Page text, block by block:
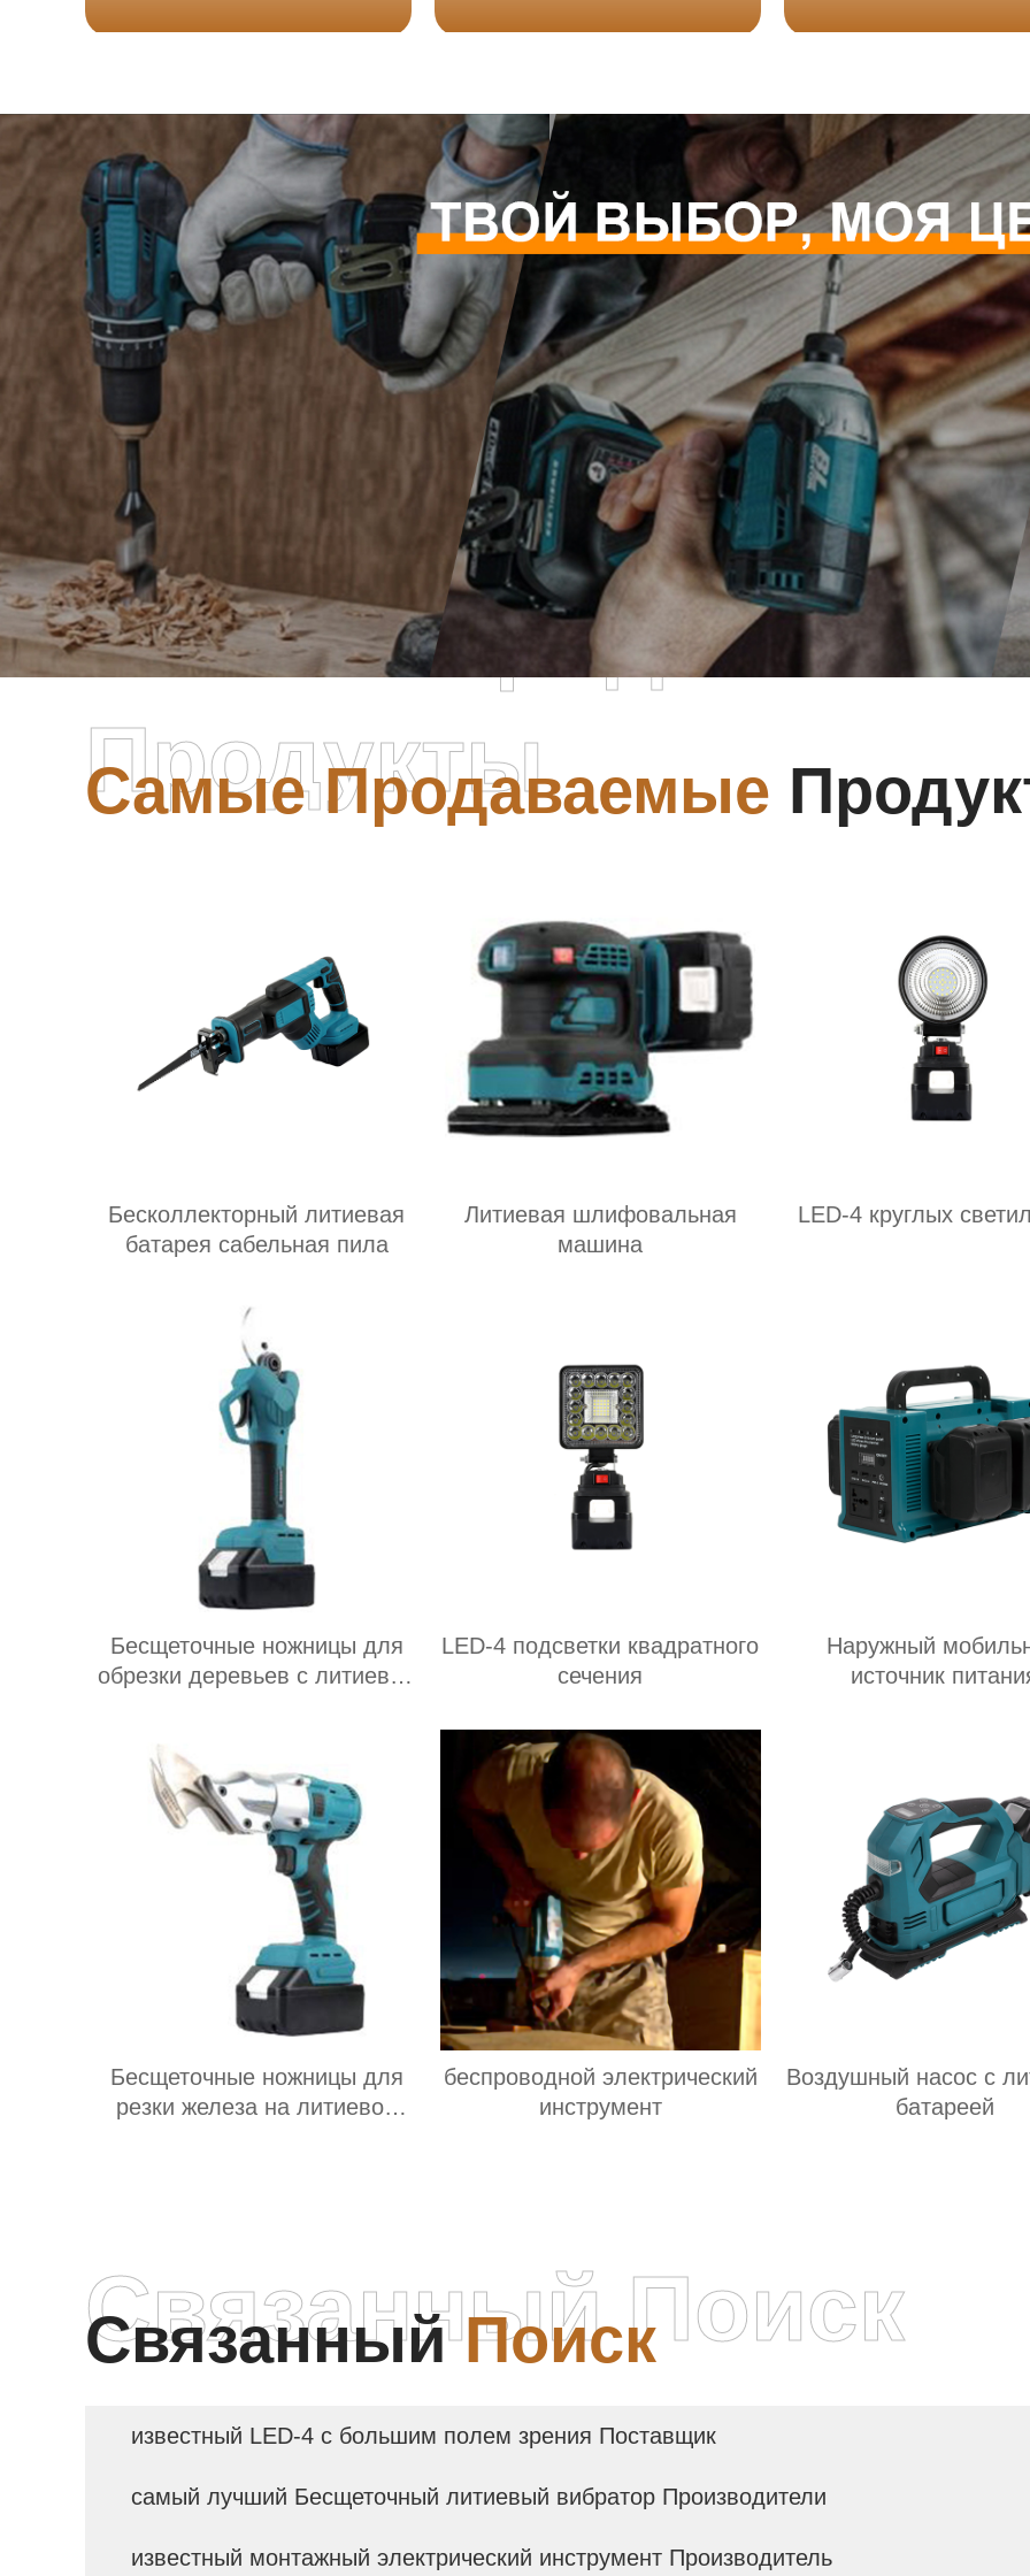
Самые Продаваемые
Самые
Продукты
Бесколлекторный литиевая
батарея сабельная пила
Литиевая шлифовальная
машина
LED-4 круглых
Бесщеточные ножницы для
обрезки деревьев с литиевой
LED-4 подсветки квадратного
сечения
Наружный
источник
Бесщеточные ножницы для
резки железа на литиевой
беспроводной электрический
инструмент
Воздушный насос с
батареей
СвязанныйПоиск
Связанный Поиск
известный LED-4 с большим полем зрения Поставщик
самый лучший Бесщеточный литиевый вибратор Производители
известный монтажный электрический инструмент Производитель